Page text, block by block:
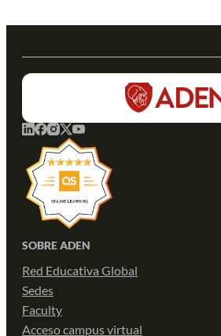
SOBRE ADEN
Red Educativa Global
Sedes
Faculty
Acceso campus virtual